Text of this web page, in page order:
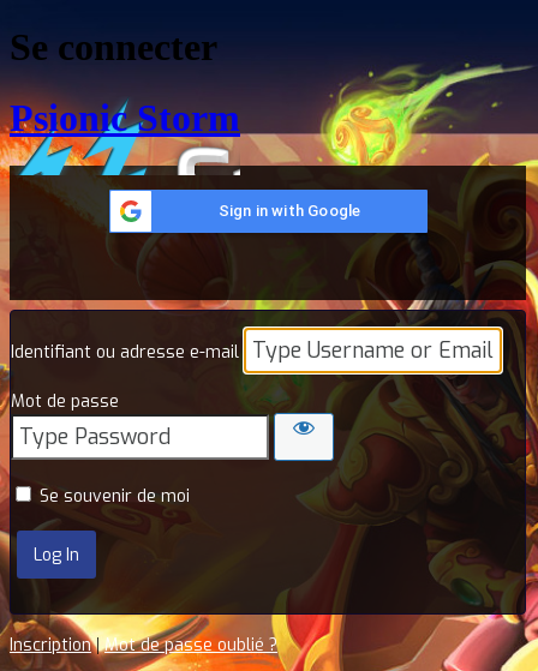
Se connecter
Psionic Storm
Sign in with Google
Identifiant ou adresse e-mail
Mot de passe
Se souvenir de moi
Inscription|Mot de passe oublié ?